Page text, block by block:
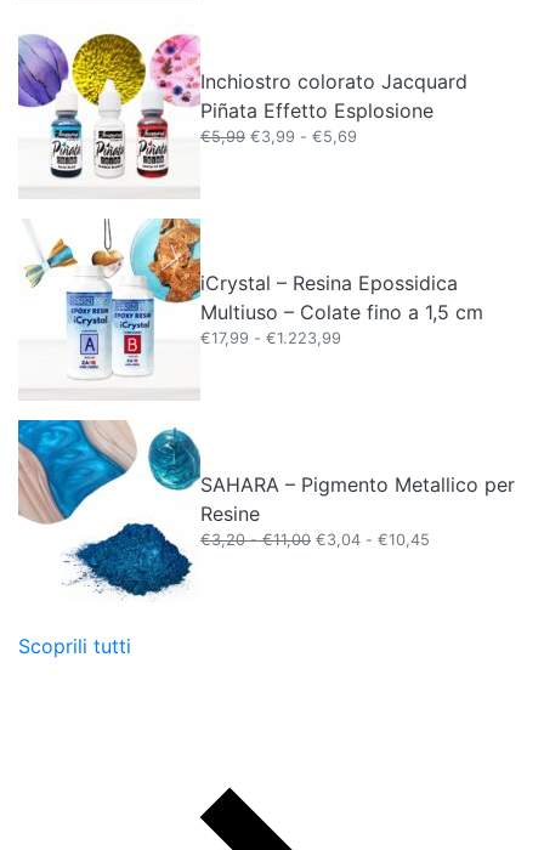
€6,59
Inchiostro colorato Jacquard
Piñata Effetto Esplosione
€5,99 €3,99 - €5,69
€5,69
iCrystal – Resina Epossidica
Multiuso – Colate fino a 1,5 cm
€17,99 - €1.223,99
€1.223,99
SAHARA – Pigmento Metallico per
Resine
€3,20 - €11,00Fascia
€3,04 - €10,45
Scoprili tutti